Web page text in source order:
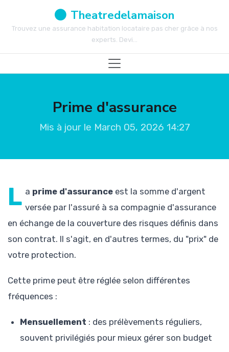
Theatredelamaison
Trouvez une assurance habitation locataire pas cher grâce à nos
experts. Devi...
Prime d'assurance
Mis à jour le March 05, 2026 14:27
L a prime d'assurance est la somme d'argent
versée par l'assuré à sa compagnie d'assurance
en échange de la couverture des risques définis dans
son contrat. Il s'agit, en d'autres termes, du "prix" de
votre protection.
Cette prime peut être réglée selon différentes
fréquences :
Mensuellement : des prélèvements réguliers,
souvent privilégiés pour mieux gérer son budget